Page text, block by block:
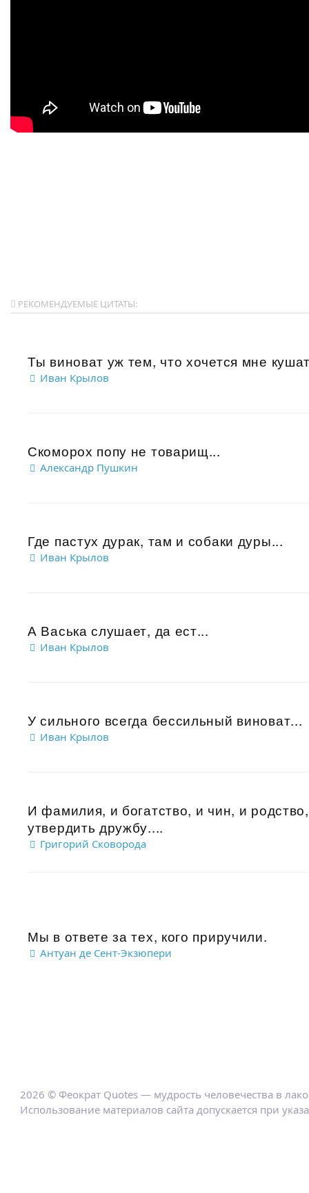
РЕКОМЕНДУЕМЫЕ ЦИТАТЫ:
Ты виноват уж тем, что хочется мне
Иван Крылов
Скоморох попу не товарищ...
Александр Пушкин
Где пастух дурак, там и собаки дуры...
Иван Крылов
А Васька слушает, да ест...
Иван Крылов
У сильного всегда бессильный виноват...
Иван Крылов
И фамилия, и богатство, и чин, и
утвердить дружбу....
Григорий Сковорода
Мы в ответе за тех, кого приручили.
Антуан де Сент-Экзюпери
2026 © Феократ Quotes — мудрость человечества в
Использование материалов сайта допускается при